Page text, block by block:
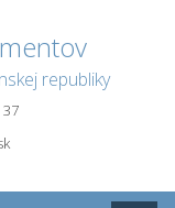
republiky
37